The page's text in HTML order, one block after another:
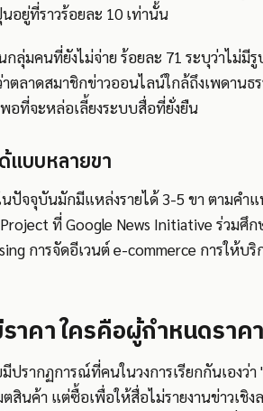
ยู่ที่ราวร้อยละ 10 เท่านั้น
ลุ่มคนที่ยังไม่จ่าย ร้อยละ 71 ระบุว่าไม่มี
ตลาดสมาชิกข่าวออนไลน์ใกล้ถึงเพดานธ
พอที่จะหล่อเลี้ยงระบบสื่อที่ยั่งยืน
แบบหลายขา
ปัจจุบันมักมีแหล่งรายได้ 3-5 ขา ตามคำ
ที่ Google News Initiative ร่วม
การจัดอีเวนต์ e-commerce การให้
ราคา ใครคือผู้กำหนดราค
ปรากฏการณ์ที่คนในวงการเรียกกันเองว่
สินค้า แต่ซื้อเพื่อให้สื่อไม่รายงานข่าวเชิ